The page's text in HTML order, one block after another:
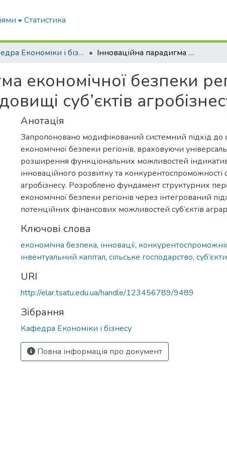
Статистика
Кафедра Економіки і бізнесу Інноваційна парадигма економічної безпеки регіонів у конкурентному середовищі суб’єктів агробізнесу
економічної безпеки
суб’єктів
Анотація
Запропоновано модифікований системний підхід до
економічної безпеки регіонів, враховуючи
розширення функціональних можливостей
інноваційного розвитку та конкурентоспроможності
агробізнесу. Розроблено фундамент структурних
економічної безпеки регіонів через інтегрований
потенційних фінансових можливостей суб’єктів
Ключові слова
економічна безпека, інновації,
інвентуальний капітал, сільське господарство,
URI
http://elar.tsatu.edu.ua/handle/123456789/9489
Зібрання
Кафедра Економіки і бізнесу
Повна інформація про документ